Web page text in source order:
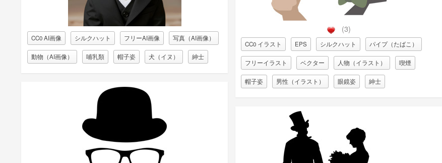
CC0 AI画像 シルクハット フリーAI画像 写真（AI画像）
動物（AI画像） 哺乳類 帽子姿 犬（イヌ） 紳士
(3)
CC0 イラスト EPS シルクハット パイプ（たばこ）
フリーイラスト ベクター 人物（イラスト） 喫煙
帽子姿 男性（イラスト） 眼鏡姿 紳士